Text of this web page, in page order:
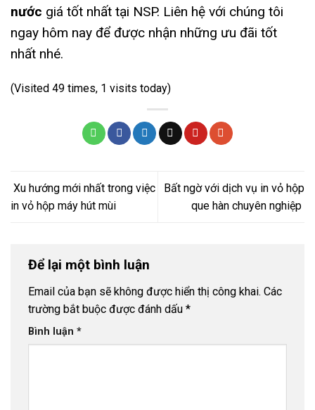
nước giá tốt nhất tại NSP. Liên hệ với chúng tôi
ngay hôm nay để được nhận những ưu đãi tốt
nhất nhé.
(Visited 49 times, 1 visits today)
Xu hướng mới nhất trong việc
in vỏ hộp máy hút mùi
Bất ngờ với dịch vụ in vỏ hộp
que hàn chuyên nghiệp
Để lại một bình luận
Email của bạn sẽ không được hiển thị công khai. Các
trường bắt buộc được đánh dấu *
Bình luận *